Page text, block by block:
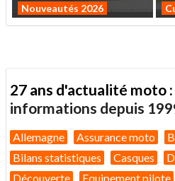
Nouveautés 2026
27 ans d'actualité moto :
informations depuis
Allemagne Assurance moto
Bilans statistiques
Casques
Découverte
Equipement pilote